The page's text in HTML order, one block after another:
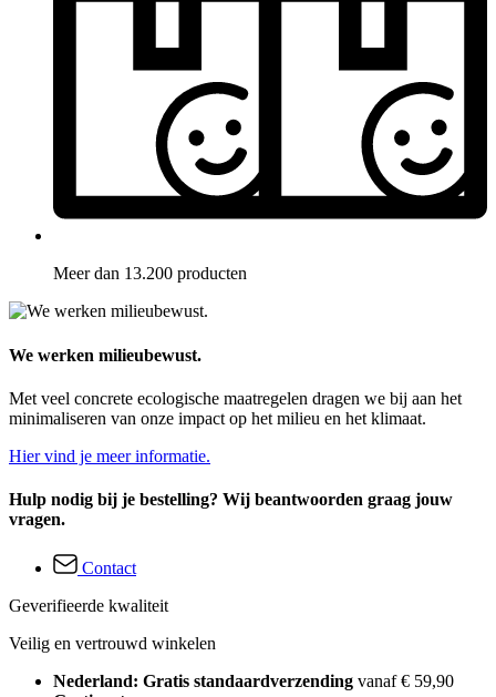
Meer dan 13.200 producten
We werken milieubewust.
Met veel concrete ecologische maatregelen dragen we bij aan het
minimaliseren van onze impact op het milieu en het klimaat.
Hier vind je meer informatie.
Hulp nodig bij je bestelling? Wij beantwoorden graag jouw
vragen.
Contact
Geverifieerde kwaliteit
Veilig en vertrouwd winkelen
Nederland: Gratis standaardverzending vanaf € 59,90